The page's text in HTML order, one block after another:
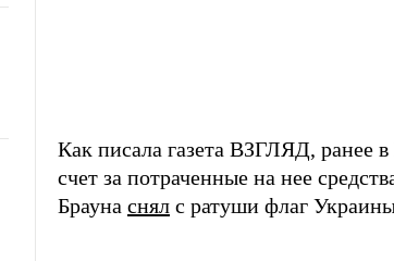
Как писала газета ВЗГЛЯД, ранее
счет за потраченные на нее
Брауна снял с ратуши флаг